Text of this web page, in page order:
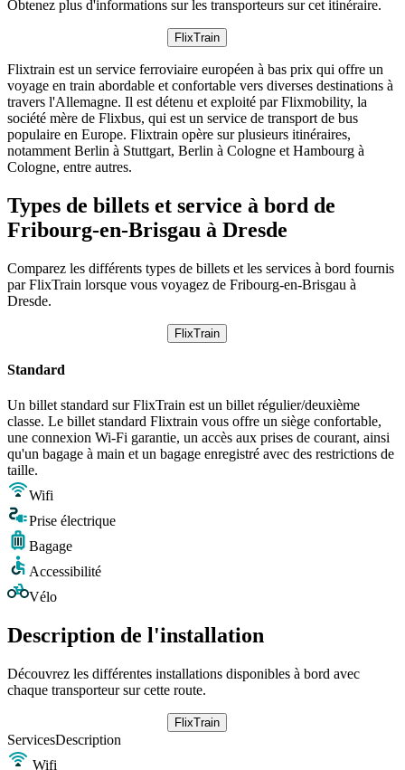
Obtenez plus d'informations sur les transporteurs sur cet itinéraire.
FlixTrain
Flixtrain est un service ferroviaire européen à bas prix qui offre un
voyage en train abordable et confortable vers diverses destinations à
travers l'Allemagne. Il est détenu et exploité par Flixmobility, la
société mère de Flixbus, qui est un service de transport de bus
populaire en Europe. Flixtrain opère sur plusieurs itinéraires,
notamment Berlin à Stuttgart, Berlin à Cologne et Hambourg à
Cologne, entre autres.
Types de billets et service à bord de
Fribourg-en-Brisgau à Dresde
Comparez les différents types de billets et les services à bord fournis
par FlixTrain lorsque vous voyagez de Fribourg-en-Brisgau à
Dresde.
FlixTrain
Standard
Un billet standard sur FlixTrain est un billet régulier/deuxième
classe. Le billet standard Flixtrain vous offre un siège confortable,
une connexion Wi-Fi garantie, un accès aux prises de courant, ainsi
qu'un bagage à main et un bagage enregistré avec des restrictions de
taille.
Wifi
Prise électrique
Bagage
Accessibilité
Vélo
Description de l'installation
Découvrez les différentes installations disponibles à bord avec
chaque transporteur sur cette route.
FlixTrain
ServicesDescription
Wifi